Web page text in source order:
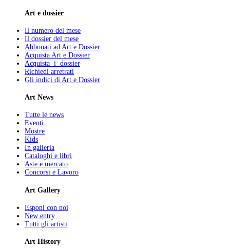
Art e dossier
Il numero del mese
Il dossier del mese
Abbonati ad Art e Dossier
Acquista Art e Dossier
Acquista i dossier
Richiedi arretrati
Gli indici di Art e Dossier
Art News
Tutte le news
Eventi
Mostre
Kids
In galleria
Cataloghi e libri
Aste e mercato
Concorsi e Lavoro
Art Gallery
Esponi con noi
New entry
Tutti gli artisti
Art History